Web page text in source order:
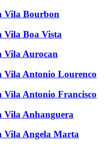
Vila Bourbon
Vila Boa Vista
Vila Aurocan
Vila Antonio Lourenco
Vila Antonio Francisco
Vila Anhanguera
Vila Angela Marta